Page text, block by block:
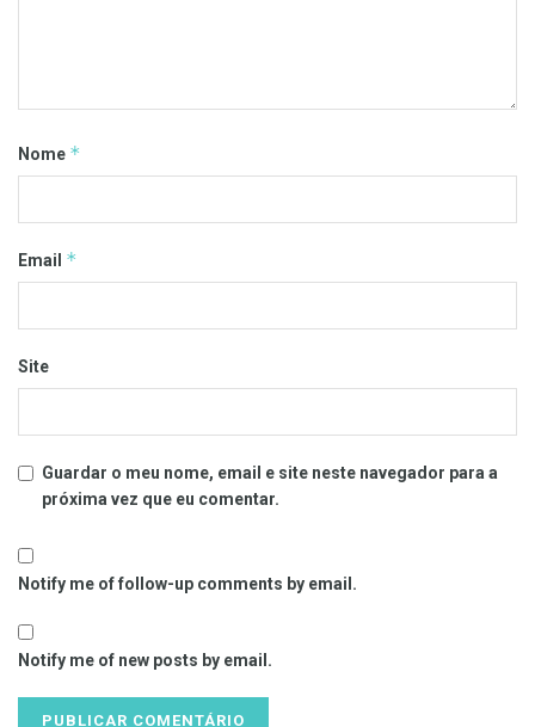
Nome *
Email *
Site
Guardar o meu nome, email e site neste navegador para a
próxima vez que eu comentar.
Notify me of follow-up comments by email.
Notify me of new posts by email.